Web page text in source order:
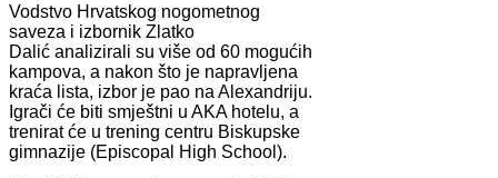
Vodstvo Hrvatskog nogometnog
saveza i izbornik Zlatko
Dalić analizirali su više od 60 mogućih
kampova, a nakon što je napravljena
kraća lista, izbor je pao na Alexandriju.
Igrači će biti smještni u AKA hotelu, a
trenirat će u trening centru Biskupske
gimnazije (Episcopal High School).